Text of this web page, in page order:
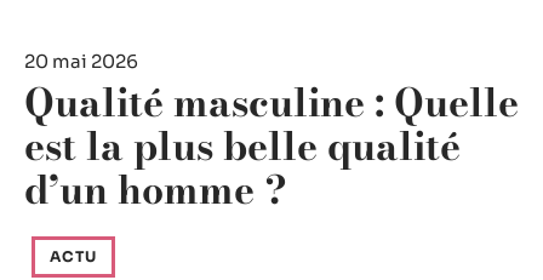
20 mai 2026
Qualité masculine : Quelle
est la plus belle qualité
d’un homme ?
ACTU